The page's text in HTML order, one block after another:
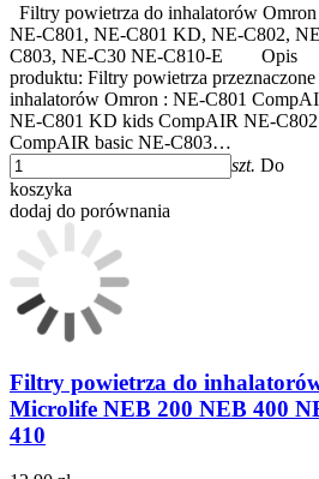
Filtry powietrza do inhalatorów Omron
NE-C801, NE-C801 KD, NE-C802,
C803, NE-C30 NE-C810-E Opis
produktu: Filtry powietrza przeznaczone
inhalatorów Omron : NE-C801
NE-C801 KD kids CompAIR NE-C802
CompAIR basic NE-C803…
szt. Do
koszyka
dodaj do porównania
Filtry powietrza do
Microlife NEB 200 NEB 400
410